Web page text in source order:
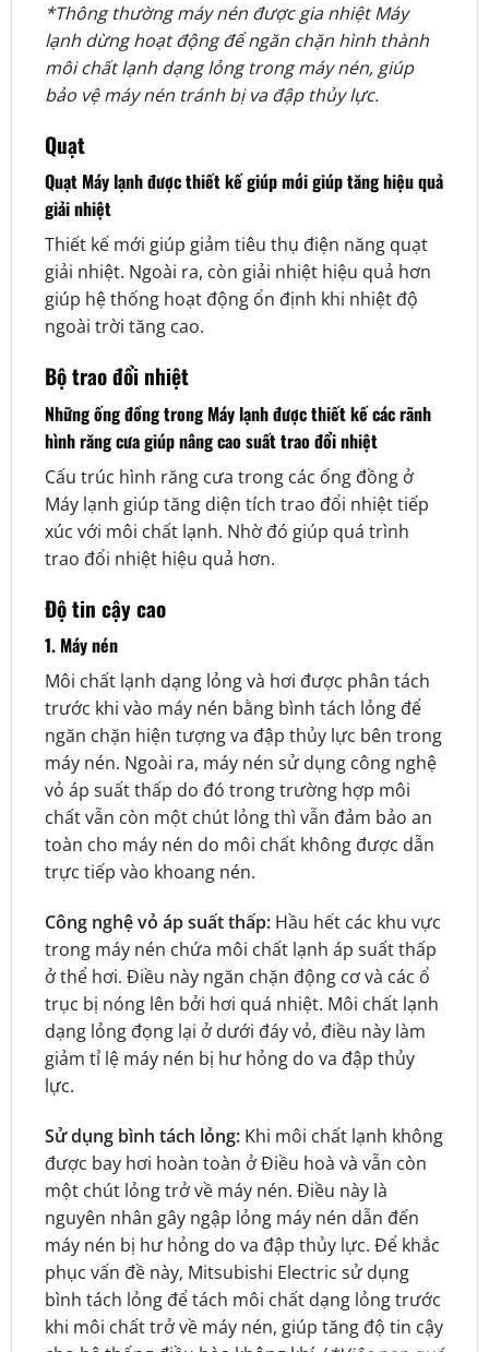
*Thông thường máy nén được gia nhiệt Máy
lạnh dừng hoạt động để ngăn chặn hình thành
môi chất lạnh dạng lỏng trong máy nén, giúp
bảo vệ máy nén tránh bị va đập thủy lực.
Quạt
Quạt Máy lạnh được thiết kế giúp mới giúp tăng hiệu quả
giải nhiệt
Thiết kế mới giúp giảm tiêu thụ điện năng quạt
giải nhiệt. Ngoài ra, còn giải nhiệt hiệu quả hơn
giúp hệ thống hoạt động ổn định khi nhiệt độ
ngoài trời tăng cao.
Bộ trao đổi nhiệt
Những ống đồng trong Máy lạnh được thiết kế các rãnh
hình răng cưa giúp nâng cao suất trao đổi nhiệt
Cấu trúc hình răng cưa trong các ống đồng ở
Máy lạnh giúp tăng diện tích trao đổi nhiệt tiếp
xúc với môi chất lạnh. Nhờ đó giúp quá trình
trao đổi nhiệt hiệu quả hơn.
Độ tin cậy cao
1. Máy nén
Môi chất lạnh dạng lỏng và hơi được phân tách
trước khi vào máy nén bằng bình tách lỏng để
ngăn chặn hiện tượng va đập thủy lực bên trong
máy nén. Ngoài ra, máy nén sử dụng công nghệ
vỏ áp suất thấp do đó trong trường hợp môi
chất vẫn còn một chút lỏng thì vẫn đảm bảo an
toàn cho máy nén do môi chất không được dẫn
trực tiếp vào khoang nén.
Công nghệ vỏ áp suất thấp: Hầu hết các khu vực
trong máy nén chứa môi chất lạnh áp suất thấp
ở thể hơi. Điều này ngăn chặn động cơ và các ổ
trục bị nóng lên bởi hơi quá nhiệt. Môi chất lạnh
dạng lỏng đọng lại ở dưới đáy vỏ, điều này làm
giảm tỉ lệ máy nén bị hư hỏng do va đập thủy
lực.
Sử dụng bình tách lỏng:Khi môi chất lạnh không
được bay hơi hoàn toàn ở Điều hoà và vẫn còn
một chút lỏng trở về máy nén. Điều này là
nguyên nhân gây ngập lỏng máy nén dẫn đến
máy nén bị hư hỏng do va đập thủy lực. Để khắc
phục vấn đề này, Mitsubishi Electric sử dụng
bình tách lỏng để tách môi chất dạng lỏng trước
khi môi chất trở về máy nén, giúp tăng độ tin cậy